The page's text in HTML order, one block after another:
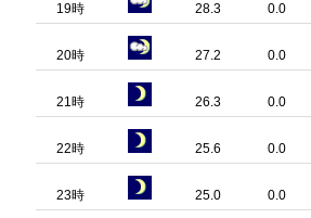
19時 28.3 0.0
20時 27.2 0.0
21時 26.3 0.0
22時 25.6 0.0
23時 25.0 0.0